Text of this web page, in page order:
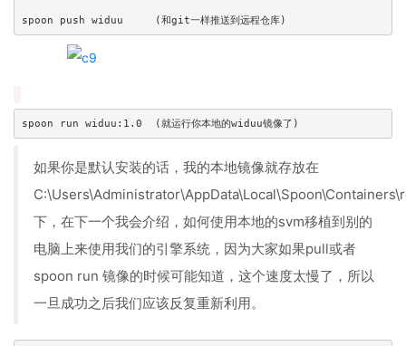
如果你是默认安装的话，我的本地镜像就存放在
下，在下一个我会介绍，如何使用本地的svm移植到别的
电脑上来使用我们的引擎系统，因为大家如果pull或者
spoon run 镜像的时候可能知道，这个速度太慢了，所以
一旦成功之后我们应该反复重新利用。